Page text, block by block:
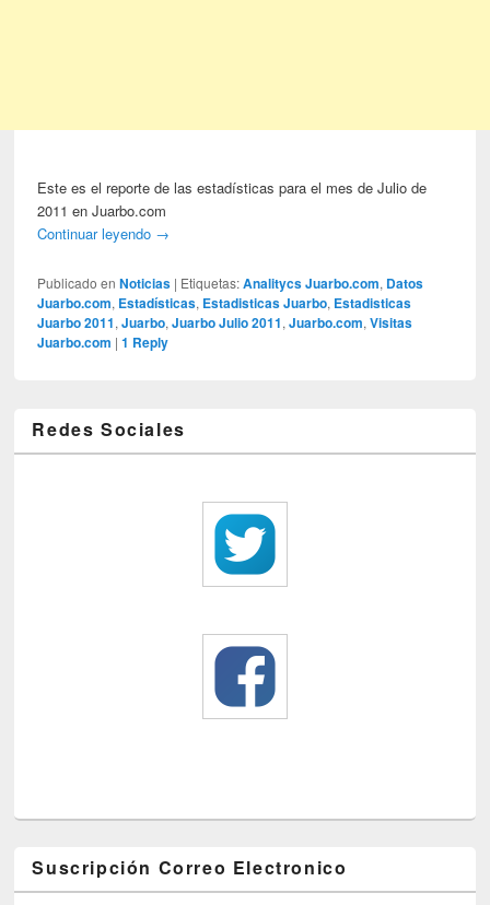
Este es el reporte de las estadísticas para el mes de Julio de
2011 en Juarbo.com
Continuar leyendo →
Publicado en Noticias | Etiquetas: Analitycs Juarbo.com, Datos
Juarbo.com, Estadísticas, Estadisticas Juarbo, Estadisticas
Juarbo 2011,Juarbo,Juarbo Julio 2011,Juarbo.com,Visitas
Juarbo.com |1 Reply
Redes Sociales
Suscripción Correo Electronico